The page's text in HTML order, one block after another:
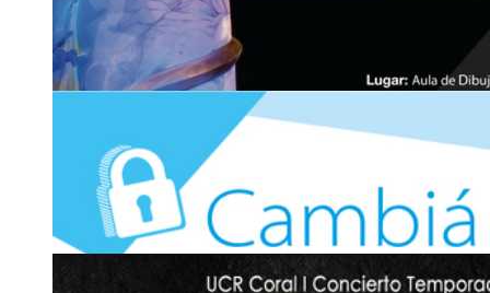
NOV
Comunicado: Ampliación de horario de las
Alfaro y Luis …
Del 16 de noviembre al 13 de diciembre
Conversatorio: Dibujo y diseño: Las fallas y
fogueras de la comunidad valenciana